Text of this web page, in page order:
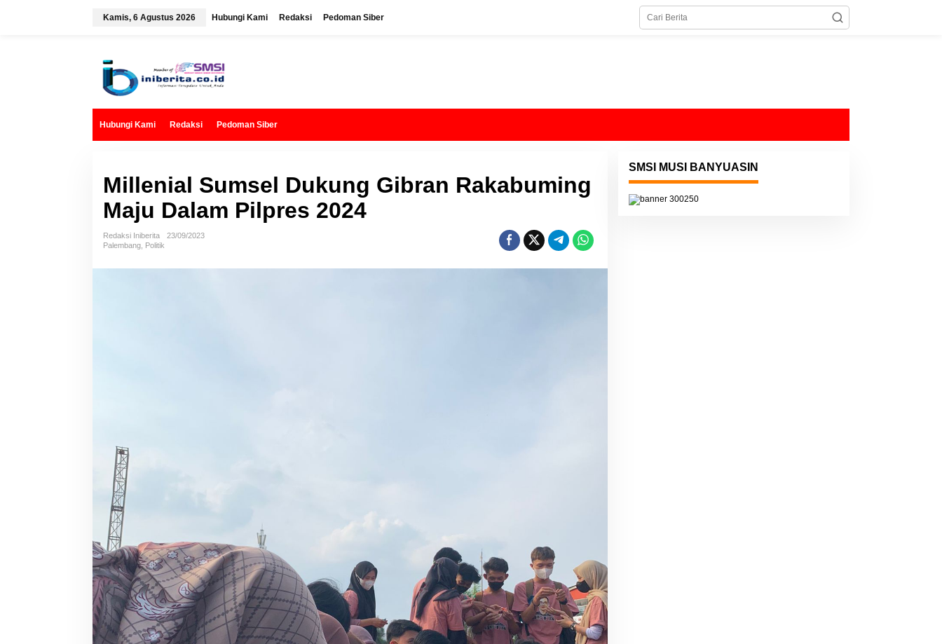
Kamis, 6 Agustus 2026 Hubungi Kami Redaksi Pedoman Siber
Hubungi Kami Redaksi Pedoman Siber
Millenial Sumsel Dukung Gibran Rakabuming
Maju Dalam Pilpres 2024
Redaksi Iniberita
23/09/2023
Palembang Politik
SMSI MUSI BANYUASIN